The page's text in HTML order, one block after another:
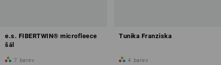
e.s. FIBERTWIN® microfleece
šál
7 barev
Tunika Franziska
4 barev